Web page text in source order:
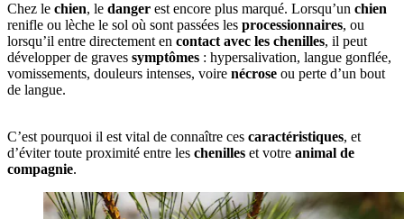
Chez le chien, le danger est encore plus marqué. Lorsqu’un chien
renifle ou lèche le sol où sont passées les processionnaires, ou
lorsqu’il entre directement en contact avec les chenilles, il peut
développer de graves symptômes : hypersalivation, langue gonflée,
vomissements, douleurs intenses, voire nécrose ou perte d’un bout
de langue.
C’est pourquoi il est vital de connaître ces caractéristiques, et
d’éviter toute proximité entre les chenilles et votre animal de
compagnie.